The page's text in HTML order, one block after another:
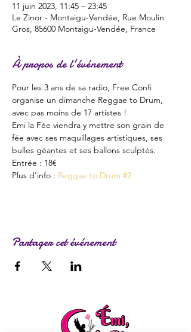
11 juin 2023, 11:45 – 23:45
Le Zinor - Montaigu-Vendée, Rue Moulin
Gros, 85600 Montaigu-Vendée, France
À propos de l'événement
Pour les 3 ans de sa radio, Free Confi
organise un dimanche Reggae to Drum,
avec pas moins de 17 artistes !
Emi la Fée viendra y mettre son grain de
fée avec ses maquillages artistiques, ses
bulles géantes et ses ballons sculptés.
Entrée : 18€
Plus d'info : Reggae to Drum #2
Partager cet événement